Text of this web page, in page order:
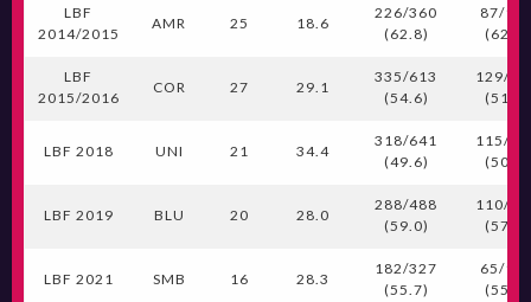
LBF
2014/2015
AMR 25 18.6
226/360
(62.8)
87/
(62.6)
LBF
2015/2016
COR 27 29.1
335/613
(54.6)
129/
(51.8)
LBF 2018 UNI 21 34.4
318/641
(49.6)
115/
(50.7)
LBF 2019 BLU 20 28.0
288/488
(59.0)
110/
(57.6)
LBF 2021 SMB 16 28.3
182/327
(55.7)
65/
(55.6)